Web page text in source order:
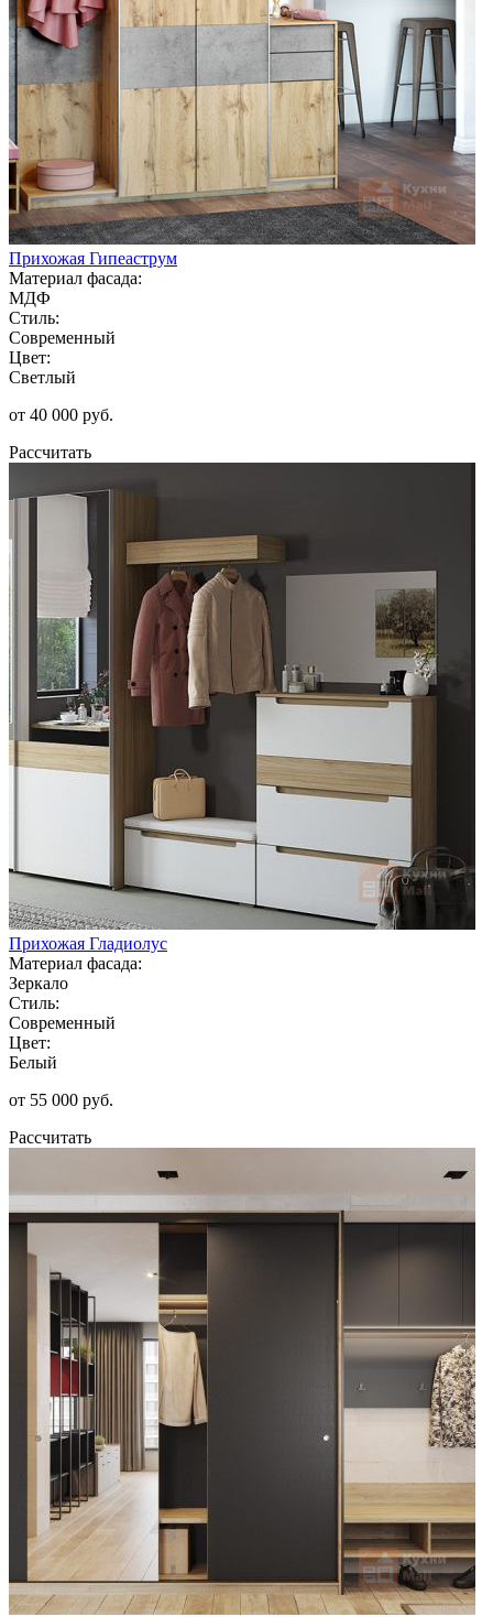
Прихожая Гипеаструм
Материал фасада:
МДФ
Стиль:
Современный
Цвет:
Светлый
от 40 000 руб.
Рассчитать
Прихожая Гладиолус
Материал фасада:
Зеркало
Стиль:
Современный
Цвет:
Белый
от 55 000 руб.
Рассчитать